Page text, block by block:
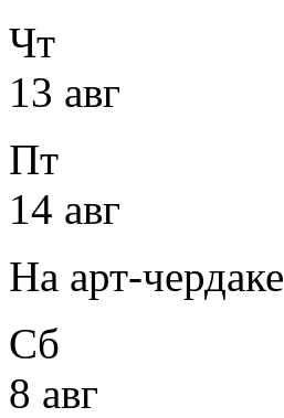
Чт
13 авг
Пт
14 авг
На арт-чердаке
Сб
8 авг